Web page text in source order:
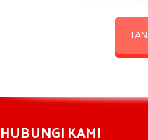
HUBUNGI KAMI